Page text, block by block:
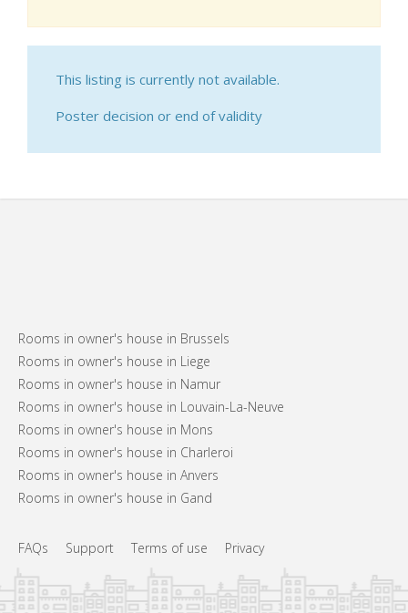
This listing is currently not available.
Poster decision or end of validity
Rooms in owner's house in Brussels
Rooms in owner's house in Liege
Rooms in owner's house in Namur
Rooms in owner's house in Louvain-La-Neuve
Rooms in owner's house in Mons
Rooms in owner's house in Charleroi
Rooms in owner's house in Anvers
Rooms in owner's house in Gand
FAQs Support Terms of use Privacy